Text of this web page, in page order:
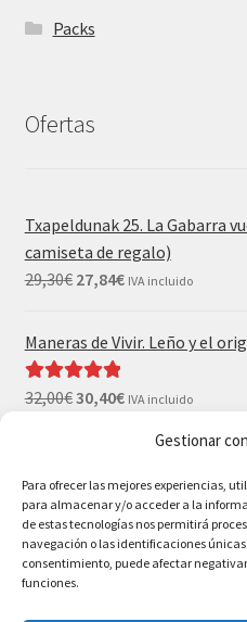
Gestionar
Para ofrecer las mejores experiencias,
para almacenar y/o acceder a la
de estas tecnologías nos permitirá
navegación o las identificaciones
consentimiento, puede afectar
funciones.
Packs
Ofertas
Txapeldunak 25. La Gabarra
camiseta de regalo)
29,30€ 27,84€ IVA incluido
Maneras de Vivir. Leño y el
Valorado con
32,00€30,40€ IVA incluido
camiseta y postales de
35,00€33,25€